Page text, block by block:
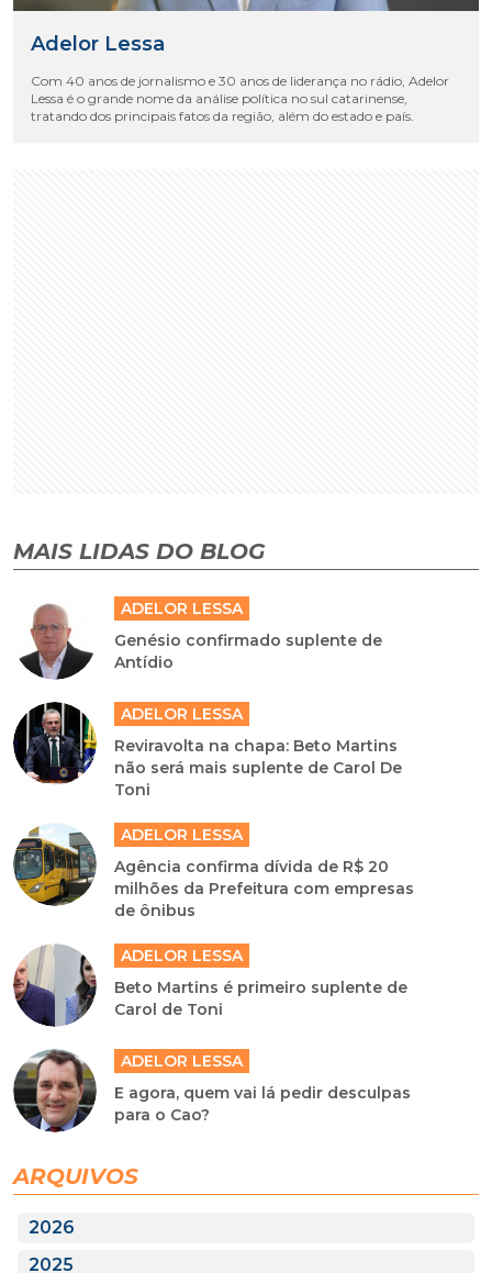
Adelor Lessa
Com 40 anos de jornalismo e 30 anos de liderança no rádio, Adelor
Lessa é o grande nome da análise política no sul catarinense,
tratando dos principais fatos da região, além do estado e país.
MAIS LIDAS DO BLOG
ADELOR LESSA
Genésio confirmado suplente de
Antídio
ADELOR LESSA
Reviravolta na chapa: Beto Martins
não será mais suplente de Carol De
Toni
ADELOR LESSA
Agência confirma dívida de R$ 20
milhões da Prefeitura com empresas
de ônibus
ADELOR LESSA
Beto Martins é primeiro suplente de
Carol de Toni
ADELOR LESSA
E agora, quem vai lá pedir desculpas
para o Cao?
ARQUIVOS
2026
2025